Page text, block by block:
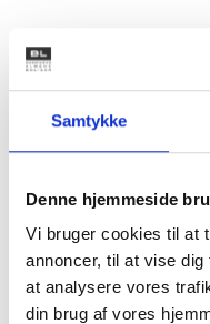
Samtykke
Denne hjemmeside
Vi bruger cookies til at
annoncer, til at vise
at analysere vores
din brug af vores
Med venlig hilsen
Bent Madsen / Natalia
Kontakt